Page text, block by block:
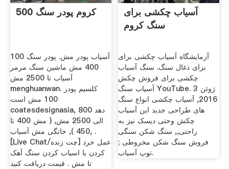
کروم پودر سنگ 500
100 آسیاب پودر مش. پودر سنگ
400 مش ماشین سنگ مرمر
آسیاب تا 2500 مش
menghuanwan. کلسیم پودر
100 مش است
coatesdesignasia, دهد 800
الی 2500 مش, ( مش 400 تا
450 ), خانگی مش آسیاب, .
[Live Chat/چت زنده] عمل خرد
کردن یا اسیاب کردن سنگ آهک
تا مش . قیمت دریافت کنید
آسیاب چکشی برای
سنگ کروم
آزمایشگاه آسیاب چکشی برای
برای ذغال سنگ. سنگ آسیاب
چکشی برای فروش چکش
آسیاب سنگ YouTube. 3 ژوئن
2016, آسیاب چکشی انواع سنگ
های طراحی جدید این آسیاب
چکش وحتی دیسک نیز به
راحتی,, سنگ شکن سنگی
فروش سنگ شکن مخروطی ;
توپ آسیاب.